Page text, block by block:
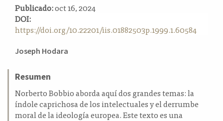
a
l
a
e
a
Publicado:oct 16, 2024
DOI:
https://doi.org/10.22201/iis.01882503p.1999.1.60584
Contenido
del
artículo
Joseph Hodara
Resumen
Norberto Bobbio aborda aquí dos grandes temas: la
índole caprichosa de los intelectuales y el derrumbe
moral de la ideología europea. Este texto es una